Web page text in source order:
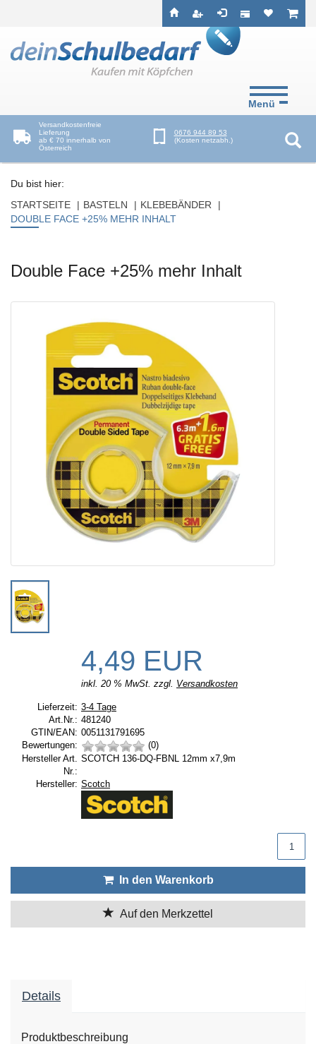
ist leerist
Menü
Versandkostenfreie
Lieferung
ab € 70 innerhalb von
Österreich
0676 944 89 53
(Kosten netzabh.)
Du bist hier:
STARTSEITE
BASTELN
KLEBEBÄNDER
DOUBLE FACE +25% MEHR INHALT
Double Face +25% mehr Inhalt
4,49 EUR
inkl. 20 % MwSt. zzgl. Versandkosten
Lieferzeit: Lieferzeit:
3-4 Tage
Art.Nr.: 481240
GTIN/EAN: 0051131791695
Bewertungen:
(0)
Hersteller Art.
Nr.:
SCOTCH 136-DQ-FBNL 12mm x7,9m
Hersteller: Hersteller:
Scotch
In den Warenkorb
Auf den Merkzettel
Details
Produktbeschreibung